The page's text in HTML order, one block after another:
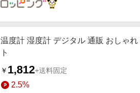
温度計 湿度計 デジタル 通販 おしゃ
ト
￥ 1,812+送料固定
2.5%